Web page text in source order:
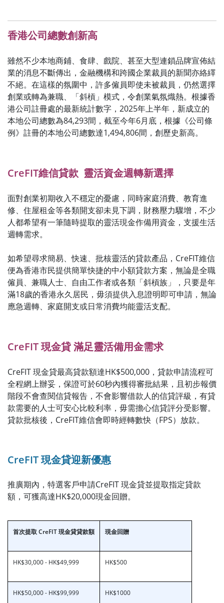
香港公司總數創新高
雖然不少本地商鋪、食肆、戲院、甚至大型連鎖品牌宣佈結
業的消息不斷傳出，金融機構和跨國企業裁員的新聞亦絡繹
不絕。在這樣的氛圍中，許多僱員即使未被裁員，仍然選擇
創業或轉為兼職、「斜槓」模式，令創業氣氛熾熱。根據香
港公司註冊處的最新統計數字，2025年上半年，新成立的
本地公司總數為84,293間，截至今年6月底，根據《公司條
例》註冊的本地公司總數達1,494,806間，創歷史新高。
CreFIT維信貸款 靈活資金週轉新選擇
面對創業初期收入不穩定的憂慮，同時家庭消費、教育進
修、住屋租金等各類開支卻未見下調，財務壓力驟增，不少
人都希望有一筆隨時提取的靈活現金作備用資金，支援生活
週轉需求。
如希望尋求簡易、快速、批核靈活的貸款產品，CreFIT維信
便為香港市民提供簡單快捷的中小額貸款方案，無論是全職
僱員、兼職人士、自由工作者或各類「斜槓族」，只要是年
滿18歲的香港永久居民，毋須提供入息證明即可申請，無論
應急週轉、家庭開支或日常消費均能靈活支配。
CreFIT 現金貸 滿足靈活備用金需求
CreFIT 現金貸最高貸款額達HK$500,000，貸款申請流程可
全程網上辦妥，保證可於60秒內獲得審批結果，且初步報價
階段不會查閱信貸報告，不會影響借款人的信貸評級，有貸
款需要的人士可安心比較利率，毋需擔心信貸評分受影響。
貸款批核後，CreFIT維信會即時經轉數快（FPS）放款。
CreFIT 現金貸迎新優惠
推廣期內，特選客戶申請CreFIT 現金貸並提取指定貸款
額，可獲高達HK$20,000現金回贈。
首次提取 CreFIT 現金貸貸款額 現金回贈
HK$30,000 - HK$49,999 HK$500
HK$50,000 - HK$99,999 HK$1000